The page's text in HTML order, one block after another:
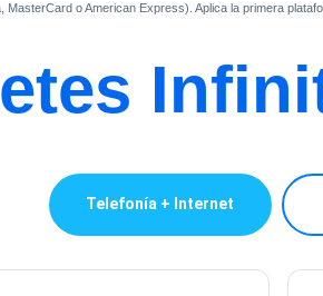
o American Express). Aplica la primera
Telefonía + Internet